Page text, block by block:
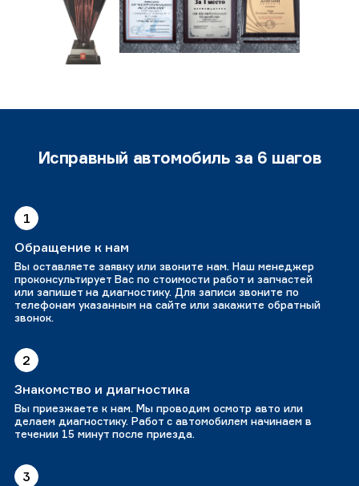
Исправный автомобиль за 6 шагов
1
Обращение к нам
Вы оставляете заявку или звоните нам. Наш менеджер
проконсультирует Вас по стоимости работ и запчастей
или запишет на диагностику. Для записи звоните по
телефонам указанным на сайте или закажите обратный
звонок.
2
Знакомство и диагностика
Вы приезжаете к нам. Мы проводим осмотр авто или
делаем диагностику. Работ с автомобилем начинаем в
течении 15 минут после приезда.
3